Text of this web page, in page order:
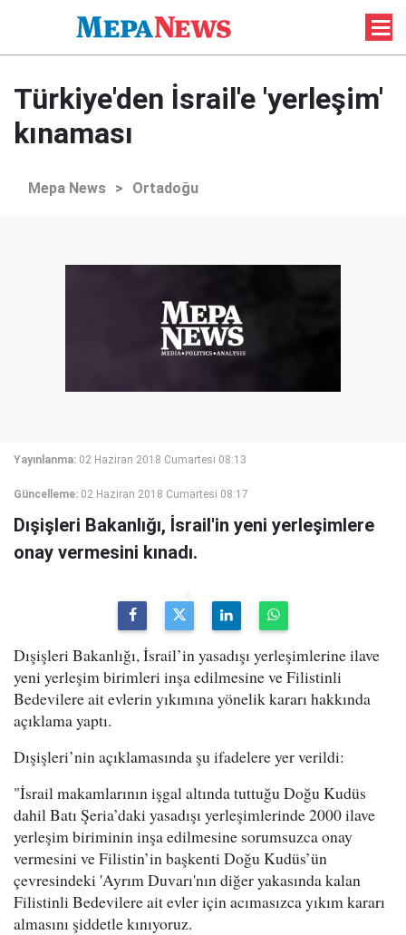
Türkiye'den İsrail'e 'yerleşim'
kınaması
Mepa News > Ortadoğu
Yayınlanma: 02 Haziran 2018 Cumartesi 08:13
Güncelleme: 02 Haziran 2018 Cumartesi 08:17
Dışişleri Bakanlığı, İsrail'in yeni yerleşimlere
onay vermesini kınadı.
Dışişleri Bakanlığı, İsrail’in yasadışı yerleşimlerine ilave
yeni yerleşim birimleri inşa edilmesine ve Filistinli
Bedevilere ait evlerin yıkımına yönelik kararı hakkında
açıklama yaptı.
Dışişleri’nin açıklamasında şu ifadelere yer verildi:
"İsrail makamlarının işgal altında tuttuğu Doğu Kudüs
dahil Batı Şeria’daki yasadışı yerleşimlerinde 2000 ilave
yerleşim biriminin inşa edilmesine sorumsuzca onay
vermesini ve Filistin’in başkenti Doğu Kudüs’ün
çevresindeki 'Ayrım Duvarı'nın diğer yakasında kalan
Filistinli Bedevilere ait evler için acımasızca yıkım kararı
almasını şiddetle kınıyoruz.